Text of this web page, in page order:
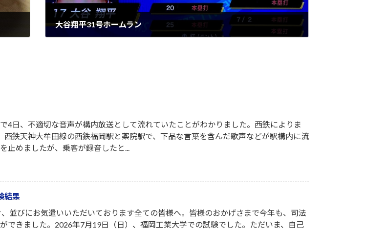
大谷翔平31号ホームラン
4日、不適切な音声が構内放送として流れていたことがわかりました。西鉄によりま
西鉄天神大牟田線の西鉄福岡駅と薬院駅で、下品な言葉を含んだ歌声などが駅構内に流
止めましたが、乗客が録音したと...
結果
並びにお気遣いいただいております全ての皆様へ。皆様のおかげさまで今年も、司法
できました。2026年7月19日（日）、福岡工業大学での試験でした。ただいま、自己